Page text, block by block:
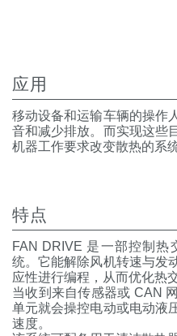
风扇驱动系统
热交换器
应用
移动设备和运输车辆的操作
音和减少排放。而实现这些
机器工作要求改变散热的系统
特点
FAN DRIVE 是一部控制
统。它能解除风机转速与发
应性进行编程，从而优化热
当收到来自传感器或 CAN
单元就会操控电动或电动液
速度。